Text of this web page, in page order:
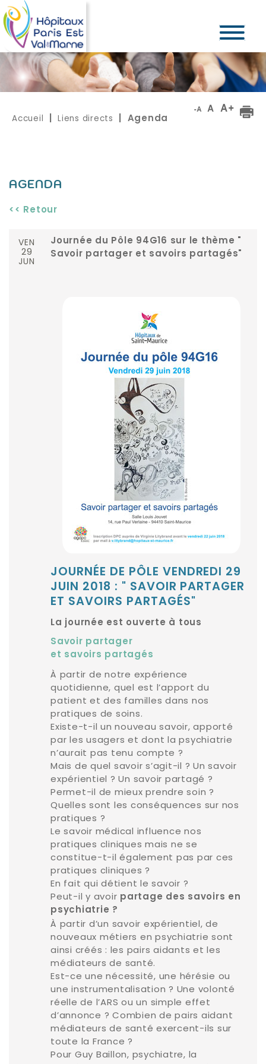
Accueil Liens directs | Agenda
AGENDA
<< Retour
VEN
29
JUN
Journée du Pôle 94G16 sur le thème "
Savoir partager et savoirs partagés"
JOURNÉE DE PÔLE VENDREDI 29
JUIN 2018 : " SAVOIR PARTAGER
ET SAVOIRS PARTAGÉS"
La journée est ouverte à tous
Savoir partager
et savoirs partagés
À partir de notre expérience
quotidienne, quel est l’apport du
patient et des familles dans nos
pratiques de soins.
Existe-t-il un nouveau savoir, apporté
par les usagers et dont la psychiatrie
n’aurait pas tenu compte ?
Mais de quel savoir s’agit-il ? Un savoir
expérientiel ? Un savoir partagé ?
Permet-il de mieux prendre soin ?
Quelles sont les conséquences sur nos
pratiques ?
Le savoir médical influence nos
pratiques cliniques mais ne se
constitue-t-il également pas par ces
pratiques cliniques ?
En fait qui détient le savoir ?
Peut-il y avoir partage des savoirs en
psychiatrie ?
À partir d’un savoir expérientiel, de
nouveaux métiers en psychiatrie sont
ainsi créés : les pairs aidants et les
médiateurs de santé.
Est-ce une nécessité, une hérésie ou
une instrumentalisation ? Une volonté
réelle de l’ARS ou un simple effet
d’annonce ? Combien de pairs aidant
médiateurs de santé exercent-ils sur
toute la France ?
Pour Guy Baillon, psychiatre, la